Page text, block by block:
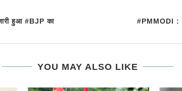
हुआ #BJP का
#PMMODI :
YOU MAY ALSO LIKE